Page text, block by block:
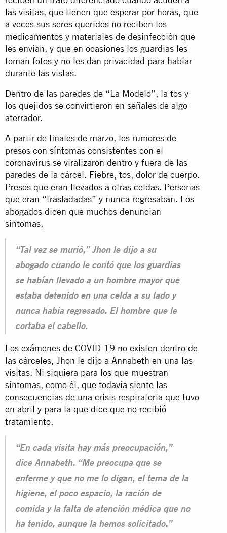
las visitas, que tienen que esperar por horas, que
a veces sus seres queridos no reciben los
medicamentos y materiales de desinfección que
les envían, y que en ocasiones los guardias les
toman fotos y no les dan privacidad para hablar
durante las vistas.
Dentro de las paredes de “La Modelo”, la tos y
los quejidos se convirtieron en señales de algo
aterrador.
A partir de finales de marzo, los rumores de
presos con síntomas consistentes con el
coronavirus se viralizaron dentro y fuera de las
paredes de la cárcel. Fiebre, tos, dolor de cuerpo.
Presos que eran llevados a otras celdas. Personas
que eran “trasladadas” y nunca regresaban. Los
abogados dicen que muchos denuncian
síntomas,
“Tal vez se murió,” Jhon le dijo a su
abogado cuando le contó que los guardias
se habían llevado a un hombre mayor que
estaba detenido en una celda a su lado y
nunca había regresado. El hombre que le
cortaba el cabello.
Los exámenes de COVID-19 no existen dentro de
las cárceles, Jhon le dijo a Annabeth en una las
visitas. Ni siquiera para los que muestran
síntomas, como él, que todavía siente las
consecuencias de una crisis respiratoria que tuvo
en abril y para la que dice que no recibió
tratamiento.
“En cada visita hay más preocupación,”
dice Annabeth. “Me preocupa que se
enferme y que no me lo digan, el tema de la
higiene, el poco espacio, la ración de
comida y la falta de atención médica que no
ha tenido, aunque la hemos solicitado.”